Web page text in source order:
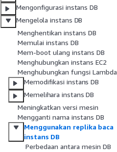
Mengonfigurasi instans DB
Mengelola instans DB
Menghentikan instans DB
Memulai instans DB
Mem-boot ulang instans DB
Menghubungkan instans EC2
Menghubungkan fungsi Lambda
Memodifikasi instans DB
Memelihara instans DB
Meningkatkan versi mesin
Mengganti nama instans DB
Menggunakan replika baca
instans DB
Perbedaan antara mesin DB